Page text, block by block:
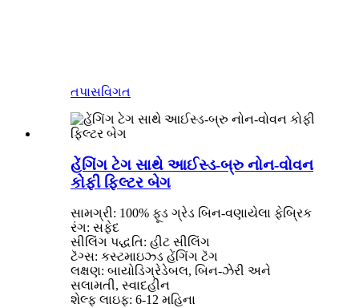
તપાસવિગત
હેંગિંગ ટેગ સાથે આઈસ્ડ-બ્રુ નોન-વોવન
કોફી ફિલ્ટર બેગ
સામગ્રી: 100% ફૂડ ગ્રેડ બિન-વણાયેલા ફેબ્રિક
રંગ: સફેદ
સીલિંગ પદ્ધતિ: હીટ સીલિંગ
ટૅગ્સ: કસ્ટમાઇઝ્ડ હેંગિંગ ટૅગ
લક્ષણ: બાયોડિગ્રેડેબલ, બિન-ઝેરી અને
સલામતી, સ્વાદહીન
શેલ્ફ લાઇફ: 6-12 મહિના